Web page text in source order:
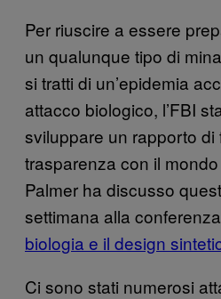
Per riuscire a essere
un qualunque tipo di
si tratti di un’epidemia
attacco biologico, l’FBI
sviluppare un rapporto di
trasparenza con il
Palmer ha discusso
settimana alla conferenza
biologia e il design
Ci sono stati numerosi